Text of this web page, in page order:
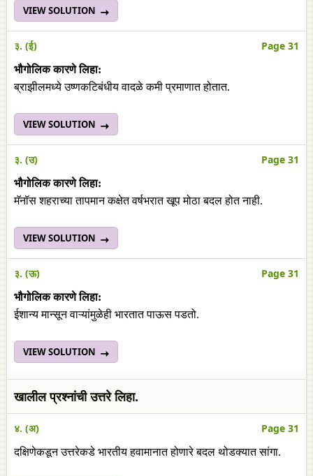
VIEW SOLUTION
३. (ई) Page 31
भौगोलिक कारणे लिहा:
ब्राझीलमध्ये उष्णकटिबंधीय वादळे कमी प्रमाणात होतात.
VIEW SOLUTION
३. (उ) Page 31
भौगोलिक कारणे लिहा:
मॅनॉस शहराच्या तापमान कक्षेत वर्षभरात खूप मोठा बदल होत नाही.
VIEW SOLUTION
३. (ऊ) Page 31
भौगोलिक कारणे लिहा:
ईशान्य मान्सून वाऱ्यांमुळेही भारतात पाऊस पडतो.
VIEW SOLUTION
खालील प्रश्नांची उत्तरे लिहा.
४. (अ) Page 31
दक्षिणेकडून उत्तरेकडे भारतीय हवामानात होणारे बदल थोडक्यात सांगा.